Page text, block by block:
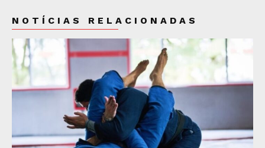
NOTÍCIAS RELACIONADAS